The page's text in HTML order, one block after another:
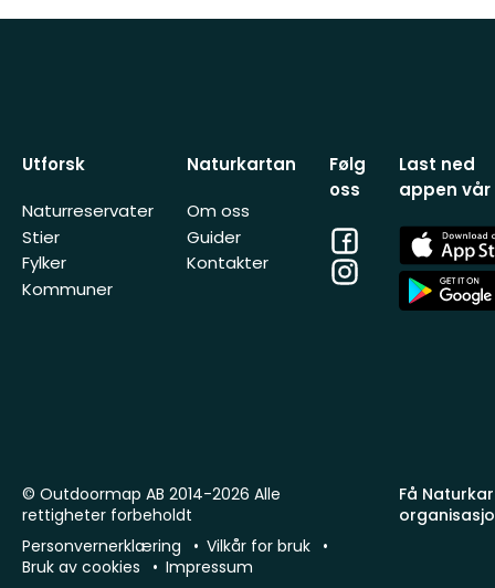
Utforsk
Naturreservater
Stier
Fylker
Kommuner
Naturkartan
Om oss
Guider
Kontakter
Følg
oss
Facebook
Instagram
Last ned
appen vår
App
Store
App
Store
Få
© Outdoormap AB 2014-2026 Alle
rettigheter forbeholdt
Personvernerklæring
Vilkår for bruk
Bruk av cookies
Impressum